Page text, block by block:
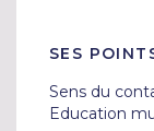
SES
Sens du
Education